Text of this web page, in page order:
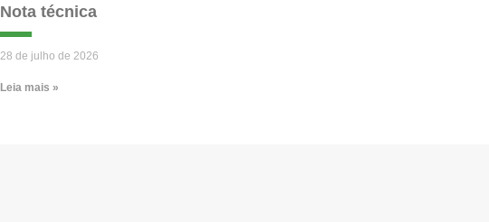
Nota técnica
28 de julho de 2026
Leia mais »